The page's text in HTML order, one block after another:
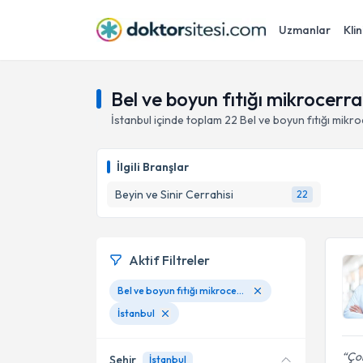
Uzmanlar
Bel ve boyun fıtığı
İstanbul içinde toplam 22 Bel ve boyun fıtığı
İlgili Branşlar
Beyin ve Sinir Cerrahisi
22
Aktif Filtreler
Bel ve boyun fıtığı mikrocerrahi diskektomi
İstanbul
Şehir İstanbul